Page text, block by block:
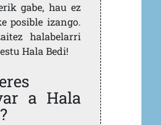
gabe, hau ez
posible izango.
halabelarri
Hala Bedi!
a Hala